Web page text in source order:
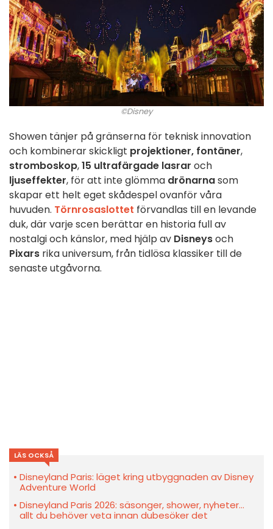
©Disney
Showen tänjer på gränserna för teknisk innovation
och kombinerar skickligt projektioner, fontäner,
stromboskop,15 ultrafärgade lasrar och
ljuseffekter, för att inte glömma drönarnasom
skapar ett helt eget skådespel ovanför våra
huvuden. Törnrosaslottet förvandlas till en levande
duk, där varje scen berättar en historia full av
nostalgi och känslor, med hjälp av Disneysoch
Pixars rika universum, från tidlösa klassiker till de
senaste utgåvorna.
LÄS OCKSÅ
Disneyland Paris: läget kring utbyggnaden av Disney
Adventure World
Disneyland Paris 2026: säsonger, shower, nyheter…
allt du behöver veta innan dubesöker det